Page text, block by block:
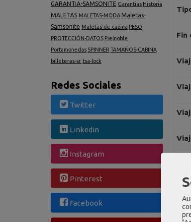
GARANTIA-SAMSONITE Garantias Historia
MALETAS MALETAS-MODA Maletas-
Samsonite Maletas-de-cabina PESO
PROTECCIÓN-DATOS Pielnoble
Portamonedas SPINNER TAMAÑOS-CABINA
billeteras-sr. tsa-lock
Redes Sociales
Twitter
Linkedin
Instagram
Pinterest
Facebook
Fin